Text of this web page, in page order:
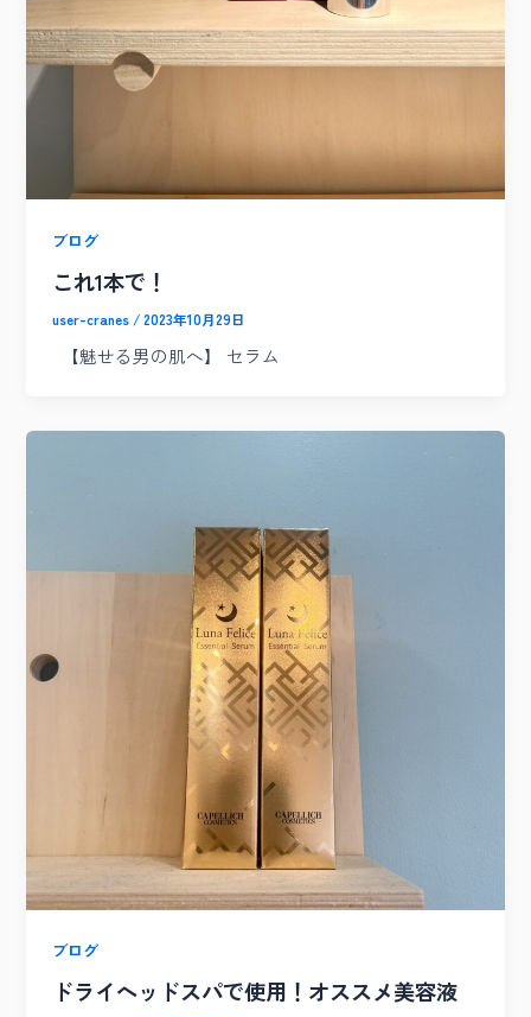
ブログ
これ1本で！
user-cranes /2023年10月29日
【魅せる男の肌へ】 セラム
ブログ
ドライヘッドスパで使用！オススメ美容液